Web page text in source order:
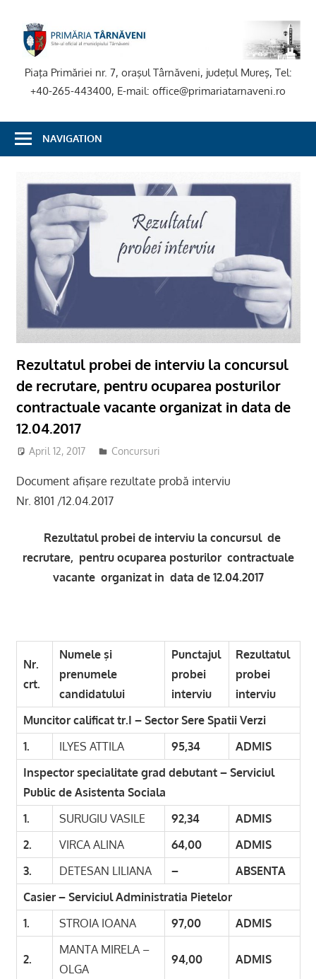
content
Piaţa Primăriei nr. 7, oraşul Târnăveni, judeţul Mureş, Tel:
+40-265-443400, E-mail: office@primariatarnaveni.ro
NAVIGATION
Rezultatul probei de interviu la concursul
de recrutare, pentru ocuparea posturilor
contractuale vacante organizat in data de
12.04.2017
April 12, 2017 admsite
Concursuri
Document afişare rezultate probă interviu
Nr. 8101 /12.04.2017
Rezultatul probei de interviu la concursul de
recrutare, pentru ocuparea posturilor contractuale
vacante organizat in data de 12.04.2017
Nr.
crt.
Numele şi
prenumele
candidatului
Punctajul
probei
interviu
Rezultatul
probei
interviu
Muncitor calificat tr.I – Sector Sere Spatii Verzi
1.
ILYES ATTILA 95,34
ADMIS
Inspector specialitate grad debutant – Serviciul
Public de Asistenta Sociala
1.
SURUGIU VASILE 92,34
ADMIS
2.
VIRCA ALINA 64,00
ADMIS
3.
DETESAN LILIANA –
ABSENTA
Casier – Serviciul Administratia Pietelor
1.
STROIA IOANA 97,00 ADMIS
2.
MANTA MIRELA –
OLGA
94,00 ADMIS